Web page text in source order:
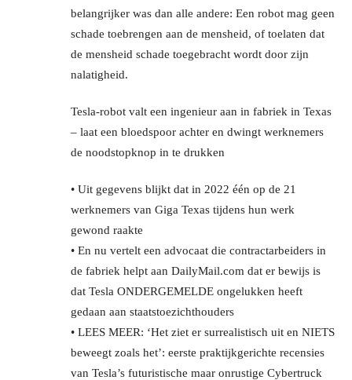
belangrijker was dan alle andere: Een robot mag geen
schade toebrengen aan de mensheid, of toelaten dat
de mensheid schade toegebracht wordt door zijn
nalatigheid.
Tesla-robot valt een ingenieur aan in fabriek in Texas
– laat een bloedspoor achter en dwingt werknemers
de noodstopknop in te drukken
• Uit gegevens blijkt dat in 2022 één op de 21
werknemers van Giga Texas tijdens hun werk
gewond raakte
• En nu vertelt een advocaat die contractarbeiders in
de fabriek helpt aan DailyMail.com dat er bewijs is
dat Tesla ONDERGEMELDE ongelukken heeft
gedaan aan staatstoezichthouders
• LEES MEER: ‘Het ziet er surrealistisch uit en NIETS
beweegt zoals het’: eerste praktijkgerichte recensies
van Tesla’s futuristische maar onrustige Cybertruck